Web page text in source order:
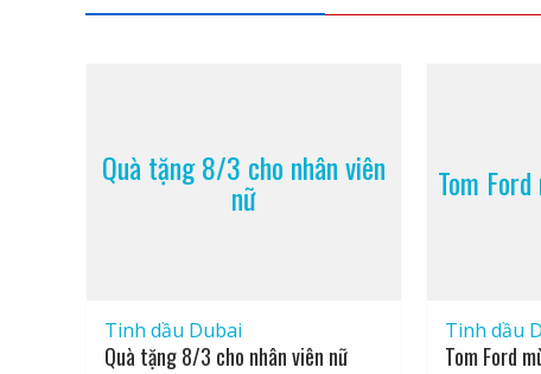
Quà tặng 8/3 cho nhân viên
nữ
Tinh dầu Dubai
Quà tặng 8/3 cho nhân viên nữ
Tom
Tinh dầu
Tom Ford